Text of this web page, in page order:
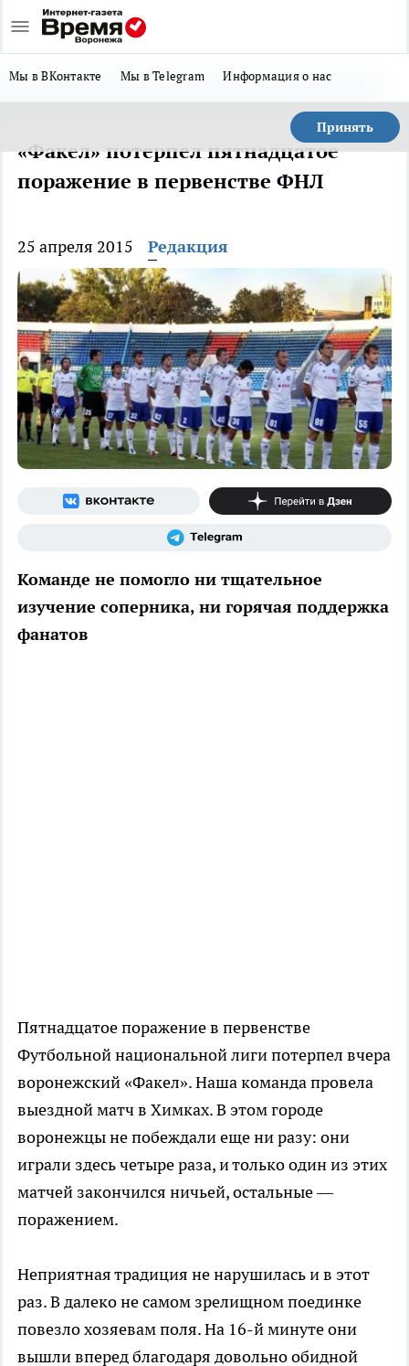
Мы в ВКонтакте Мы в Telegram Информация о нас
Принять
«Факел» потерпел пятнадцатое
поражение в первенстве ФНЛ
25 апреля 2015 Редакция
Команде не помогло ни тщательное
изучение соперника, ни горячая поддержка
фанатов
Пятнадцатое поражение в первенстве
Футбольной национальной лиги потерпел вчера
воронежский «Факел». Наша команда провела
выездной матч в Химках. В этом городе
воронежцы не побеждали еще ни разу: они
играли здесь четыре раза, и только один из этих
матчей закончился ничьей, остальные —
поражением.
Неприятная традиция не нарушилась и в этот
раз. В далеко не самом зрелищном поединке
повезло хозяевам поля. На 16-йминуте они
вышли вперед благодаря довольно обидной